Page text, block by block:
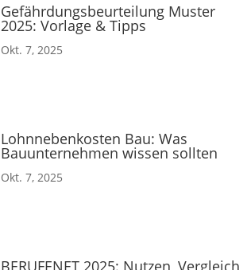
Gefährdungsbeurteilung Muster
2025: Vorlage & Tipps
Okt. 7, 2025
Lohnnebenkosten Bau: Was
Bauunternehmen wissen sollten
Okt. 7, 2025
BERUFENET 2025: Nutzen, Vergleich